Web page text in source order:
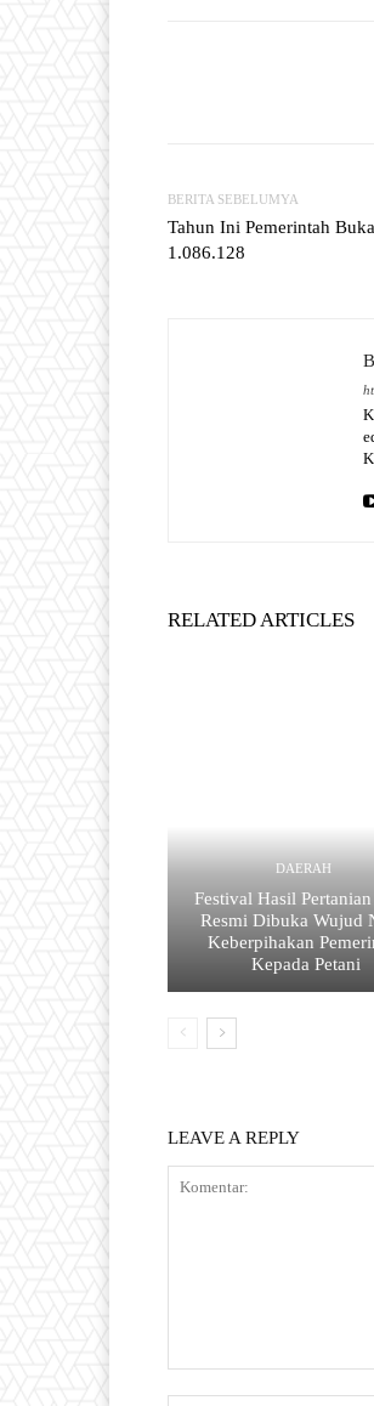
BERITA SEBELUMYA
Tahun Ini Pemerintah
1.086.128
RELATED ARTICLES
DAERAH
Festival Hasil
Resmi Dibuka Wujud
Keberpihakan
Kepada Petani
LEAVE A REPLY